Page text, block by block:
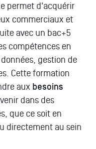
permet d'acquérir
commerciaux et
avec un bac+5
compétences en
gestion de
Cette formation
aux besoins
dans des
que ce soit en
directement au sein